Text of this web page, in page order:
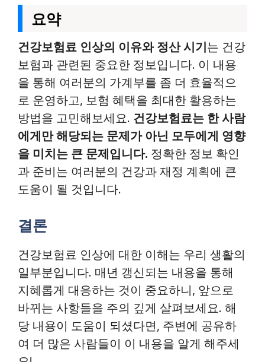
요약
건강보험료 인상의 이유와 정산 시기는 건강
보험과 관련된 중요한 정보입니다. 이 내용
을 통해 여러분의 가계부를 좀 더 효율적으
로 운영하고, 보험 혜택을 최대한 활용하는
방법을 고민해보세요. 건강보험료는 한 사람
에게만 해당되는 문제가 아닌 모두에게 영향
을 미치는 큰 문제입니다. 정확한 정보 확인
과 준비는 여러분의 건강과 재정 계획에 큰
도움이 될 것입니다.
결론
건강보험료 인상에 대한 이해는 우리 생활의
일부분입니다. 매년 갱신되는 내용을 통해
지혜롭게 대응하는 것이 중요하니, 앞으로
바뀌는 사항들을 주의 깊게 살펴보세요. 해
당 내용이 도움이 되셨다면, 주변에 공유하
여 더 많은 사람들이 이 내용을 알게 해주세